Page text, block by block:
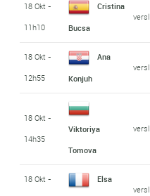
18 Okt -
11h10
Cristina
Bucsa
18 Okt -
12h55
Ana
Konjuh
18 Okt -
14h35
Viktoriya
Tomova
18 Okt -
Elsa